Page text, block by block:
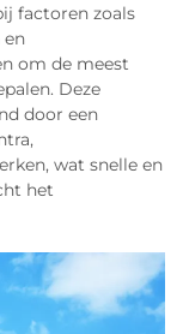
factoren zoals
en
om de meest
Deze
door een
wat snelle en
het